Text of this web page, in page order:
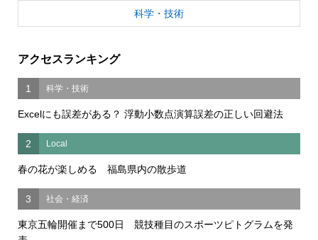
科学・技術
アクセスランキング
1 科学・技術
Excelにも誤差がある？ 浮動小数点演算誤差の正しい回避法
2 Local
春の花が楽しめる 福島県内の散歩道
3 社会・経済
東京五輪開催まで500日 競技種目のスポーツピトグラムを発